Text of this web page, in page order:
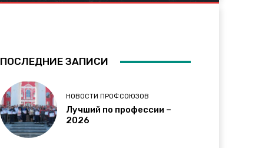
ПОСЛЕДНИЕ ЗАПИСИ
НОВОСТИ ПРОФСОЮЗОВ
Лучший по профессии –
2026